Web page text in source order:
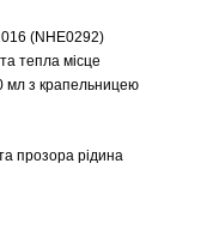
(NHE0292)
тепла місце
мл з крапельницею
прозора рідина